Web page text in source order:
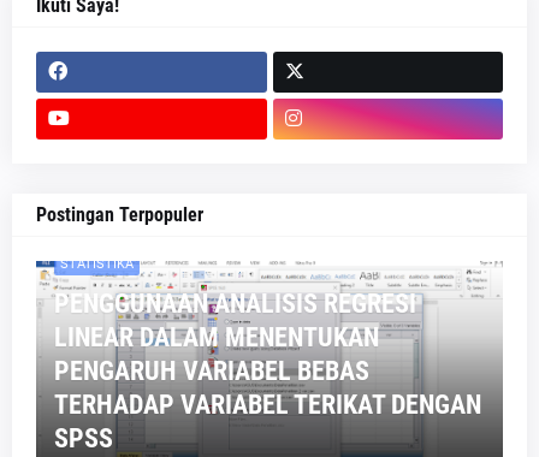
Ikuti Saya!
Postingan Terpopuler
STATISTIKA
PENGGUNAAN ANALISIS REGRESI
LINEAR DALAM MENENTUKAN
PENGARUH VARIABEL BEBAS
TERHADAP VARIABEL TERIKAT DENGAN
SPSS